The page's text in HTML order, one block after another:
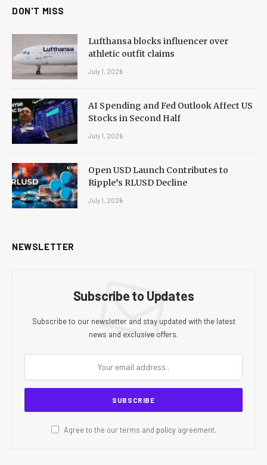
DON'T MISS
Lufthansa blocks influencer over
athletic outfit claims
July 1, 2026
AI Spending and Fed Outlook Affect US
Stocks in Second Half
July 1, 2026
Open USD Launch Contributes to
Ripple’s RLUSD Decline
July 1, 2026
NEWSLETTER
Subscribe to Updates
Subscribe to our newsletter and stay updated with the latest
news and exclusive offers.
Agree to the our terms and policyagreement.